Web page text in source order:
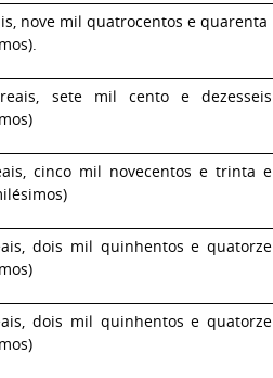
nove mil quatrocentos e quarenta
sete mil cento e dezesseis
cinco mil novecentos e trinta e
dois mil quinhentos e quatorze
dois mil quinhentos e quatorze